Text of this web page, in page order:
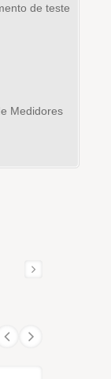
de teste
Medidores